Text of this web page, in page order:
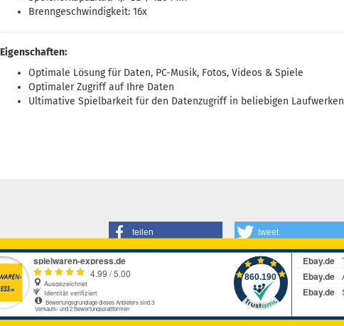
Brenngeschwindigkeit: 16x
Eigenschaften:
Optimale Lösung für Daten, PC-Musik, Fotos, Videos & Spiele
Optimaler Zugriff auf Ihre Daten
Ultimative Spielbarkeit für den Datenzugriff in beliebigen Laufwerken
teilen tweet